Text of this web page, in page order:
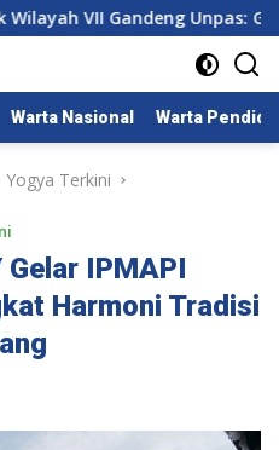
VII Gandeng Unpas: Guru
Warta Nasional Warta
Yogya Terkini
IPMAPI
Harmoni Tradisi